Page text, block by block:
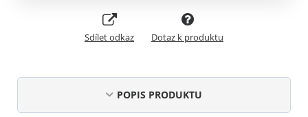
Sdílet odkaz Dotaz k produktu
POPIS PRODUKTU